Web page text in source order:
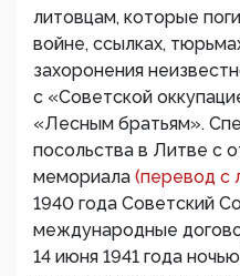
литовцам, которые
войне, ссылках,
захоронения
с «Советской
«Лесным братьям».
посольства в Литве с
мемориала (перевод с
1940 года Советский
международные
14 июня 1941 года